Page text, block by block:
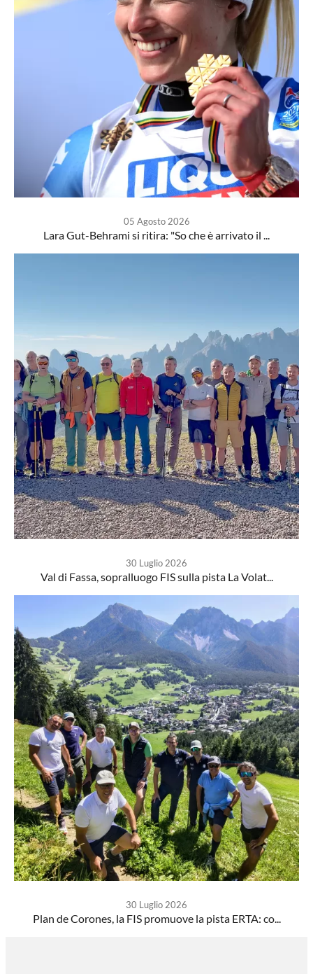
05 Agosto 2026
Lara Gut-Behrami si ritira: "So che è arrivato il ...
30 Luglio 2026
Val di Fassa, sopralluogo FIS sulla pista La Volat...
30 Luglio 2026
Plan de Corones, la FIS promuove la pista ERTA: co...